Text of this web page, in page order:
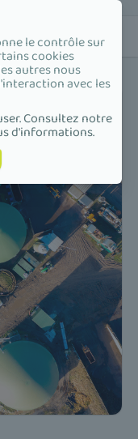
le contrôle sur
cookies
autres nous
avec les
Consultez notre
d'informations.